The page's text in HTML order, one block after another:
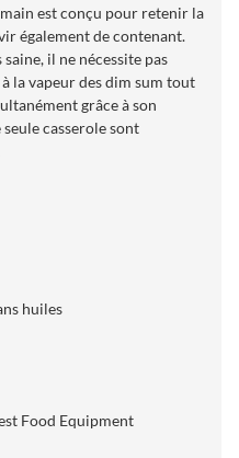
est conçu pour retenir la
également de contenant.
il ne nécessite pas
la vapeur des dim sum tout
grâce à son
casserole sont
huiles
Food Equipment